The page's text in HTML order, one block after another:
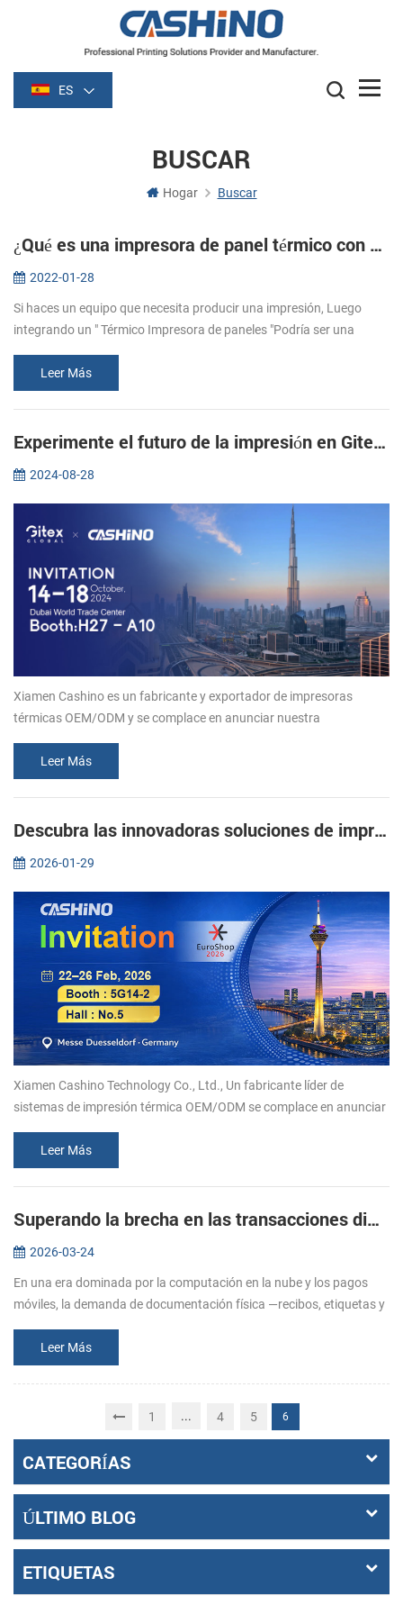
ES
BUSCAR
Hogar Buscar
¿Qué es una impresora de panel térmico con cortador automático?
2022-01-28
Si haces un equipo que necesita producir una impresión, Luego
integrando un " Térmico Impresora de paneles "Podría ser una
paneles? Las imp...
Leer Más
Experimente el futuro de la impresión en Gitex 2024: únase a Xiamen CASHINO
2024-08-28
Xiamen Cashino es un fabricante y exportador de impresoras
térmicas OEM/ODM y se complace en anunciar nuestra
participación en la prestigiosa exposición Gitex 2024 en Dubai.
Como fabricante popular en...
Leer Más
Descubra las innovadoras soluciones de impresión térmica de Xiamen Cashino en EuroShop 2026.
2026-01-29
Xiamen Cashino Technology Co., Ltd., Un fabricante líder de
sistemas de impresión térmica OEM/ODM se complace en anunciar
invitamos a uni...
Leer Más
Superando la brecha en las transacciones digitales: El papel estratégico de las soluciones de impresión especializadas.
2026-03-24
En una era dominada por la computación en la nube y los pagos
móviles, la demanda de documentación física —recibos, etiquetas y
Desde el...
Leer Más
1 ... 4 5 6
CATEGORÍAS
ÚLTIMO BLOG
ETIQUETAS